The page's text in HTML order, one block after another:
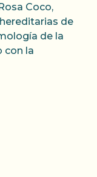
Coco,
de
de la
con la